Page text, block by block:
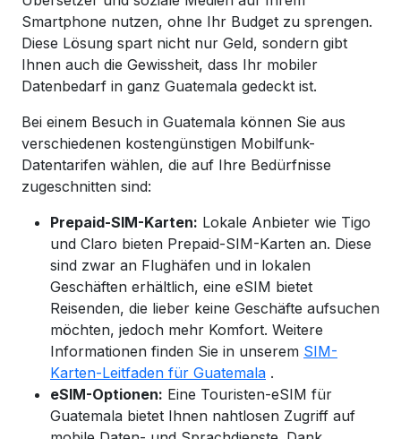
Smartphone nutzen, ohne Ihr Budget zu sprengen.
Diese Lösung spart nicht nur Geld, sondern gibt
Ihnen auch die Gewissheit, dass Ihr mobiler
Datenbedarf in ganz Guatemala gedeckt ist.
Bei einem Besuch in Guatemala können Sie aus
verschiedenen kostengünstigen Mobilfunk-
Datentarifen wählen, die auf Ihre Bedürfnisse
zugeschnitten sind:
Prepaid-SIM-Karten: Lokale Anbieter wie Tigo
und Claro bieten Prepaid-SIM-Karten an. Diese
sind zwar an Flughäfen und in lokalen
Geschäften erhältlich, eine eSIM bietet
Reisenden, die lieber keine Geschäfte aufsuchen
möchten, jedoch mehr Komfort. Weitere
Informationen finden Sie in unserem SIM-
Karten-Leitfaden für Guatemala .
eSIM-Optionen: Eine Touristen-eSIM für
Guatemala bietet Ihnen nahtlosen Zugriff auf